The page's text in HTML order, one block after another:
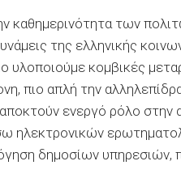
καθημερινότητα των
της ελληνικής
κομβικές
πιο απλή την
αποκτούν ενεργό ρόλο
ηλεκτρονικών
δημοσίων υπηρεσιών,